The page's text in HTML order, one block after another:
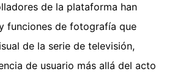
de la plataforma han
funciones de fotografía que
de la serie de televisión,
de usuario más allá del acto